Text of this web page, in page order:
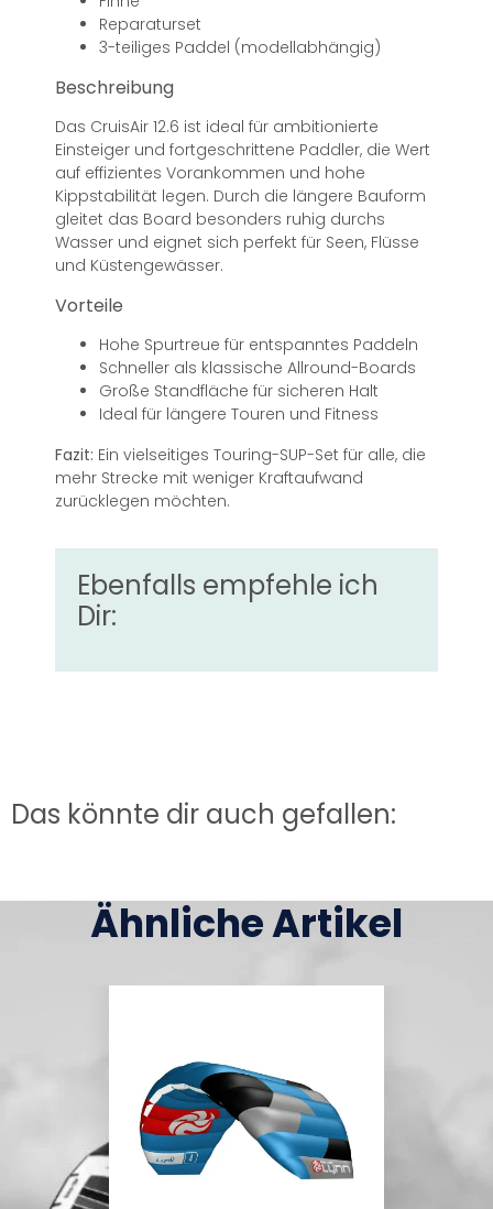
Reparaturset
3-teiliges Paddel (modellabhängig)
Beschreibung
Das CruisAir 12.6 ist ideal für ambitionierte
Einsteiger und fortgeschrittene Paddler, die Wert
auf effizientes Vorankommen und hohe
Kippstabilität legen. Durch die längere Bauform
gleitet das Board besonders ruhig durchs
Wasser und eignet sich perfekt für Seen, Flüsse
und Küstengewässer.
Vorteile
Hohe Spurtreue für entspanntes Paddeln
Schneller als klassische Allround-Boards
Große Standfläche für sicheren Halt
Ideal für längere Touren und Fitness
Fazit: Ein vielseitiges Touring-SUP-Set für alle, die
mehr Strecke mit weniger Kraftaufwand
zurücklegen möchten.
Ebenfalls empfehle ich
Dir:
Das könnte dir auch gefallen:
Ähnliche Artikel